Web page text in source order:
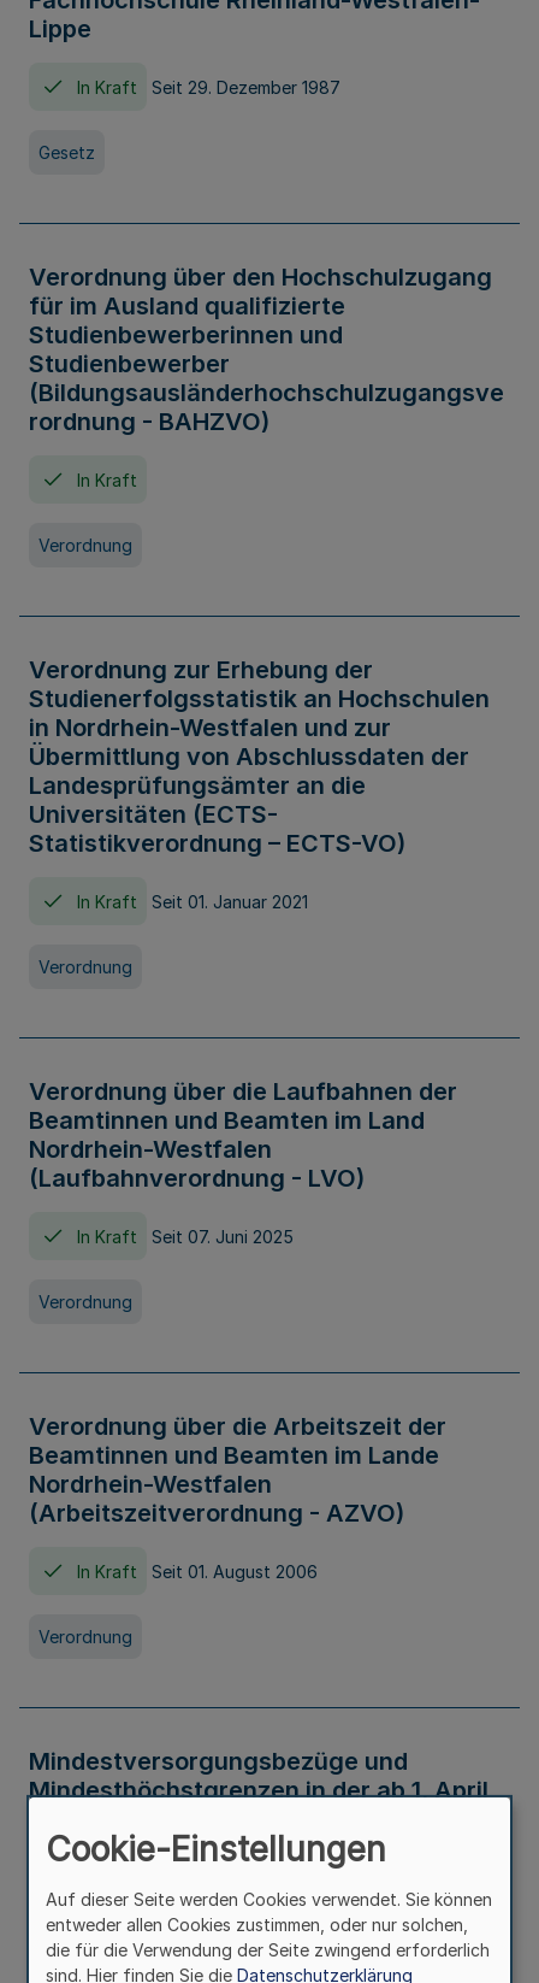
Lippe
In Kraft Seit 29. Dezember 1987
Gesetz
Verordnung über den Hochschulzugang
für im Ausland qualifizierte
Studienbewerberinnen und
Studienbewerber
(Bildungsausländerhochschulzugangsve
rordnung - BAHZVO)
In Kraft
Verordnung
Verordnung zur Erhebung der
Studienerfolgsstatistik an Hochschulen
in Nordrhein-Westfalen und zur
Übermittlung von Abschlussdaten der
Landesprüfungsämter an die
Universitäten (ECTS-
Statistikverordnung – ECTS-VO)
In Kraft Seit 01. Januar 2021
Verordnung
Verordnung über die Laufbahnen der
Beamtinnen und Beamten im Land
Nordrhein-Westfalen
(Laufbahnverordnung - LVO)
In Kraft Seit 07. Juni 2025
Verordnung
Verordnung über die Arbeitszeit der
Beamtinnen und Beamten im Lande
Nordrhein-Westfalen
(Arbeitszeitverordnung - AZVO)
In Kraft Seit 01. August 2006
Verordnung
Mindestversorgungsbezüge und
Mindesthöchstgrenzen in der ab 1. April
Verwaltungsvorschrift
Cookie-Einstellungen
Auf dieser Seite werden Cookies verwendet. Sie können
entweder allen Cookies zustimmen, oder nur solchen,
die für die Verwendung der Seite zwingend erforderlich
sind. Hier finden Sie die Datenschutzerklärung